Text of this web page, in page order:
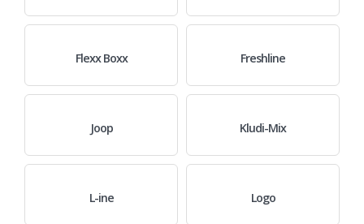
Flexx Boxx Freshline
Joop Kludi-Mix
L-ine Logo